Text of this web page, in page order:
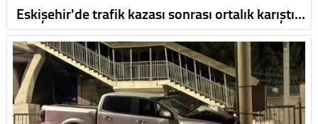
Eskişehir'de trafik kazası sonrası ortalık karıştı…